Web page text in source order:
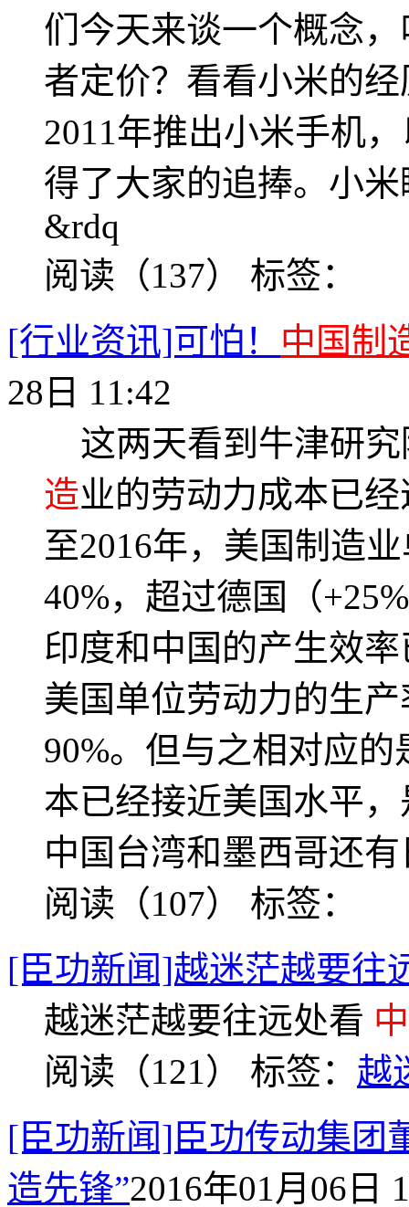
们今天来谈一个概念
者定价？看看小米的
2011年推出小米手机
得了大家的追捧。小
&rdq
阅读（137） 标签：
[行业资讯]可怕！ 中国制
28日 11:42
这两天看到牛津研究
造业的劳动力成本已
至2016年，美国制造
40%，超过德国（
印度和中国的产生效
美国单位劳动力的生
90%。但与之相对应
本已经接近美国水平
中国台湾和墨西哥还
阅读（107） 标签：
[臣功新闻]越迷茫越要往
越迷茫越要往远处看
阅读（121） 标签： 越
[臣功新闻]臣功传动集团
造先锋”2016年01月06日